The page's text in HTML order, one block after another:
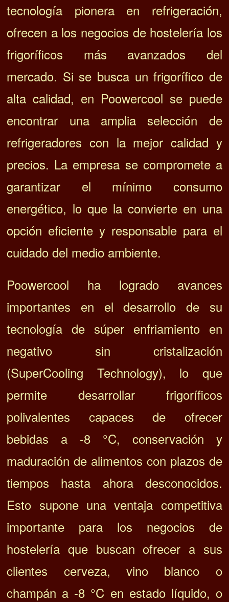
tecnología pionera en refrigeración,
ofrecen a los negocios de hostelería los
frigoríficos más avanzados del
mercado. Si se busca un frigorífico de
alta calidad, en Poowercool se puede
encontrar una amplia selección de
refrigeradores con la mejor calidad y
precios. La empresa se compromete a
garantizar el mínimo consumo
energético, lo que la convierte en una
opción eficiente y responsable para el
cuidado del medio ambiente.
Poowercool ha logrado avances
importantes en el desarrollo de su
tecnología de súper enfriamiento en
negativo sin cristalización
(SuperCooling Technology), lo que
permite desarrollar frigoríficos
polivalentes capaces de ofrecer
bebidas a -8 °C, conservación y
maduración de alimentos con plazos de
tiempos hasta ahora desconocidos.
Esto supone una ventaja competitiva
importante para los negocios de
hostelería que buscan ofrecer a sus
clientes cerveza, vino blanco o
champán a -8 °C en estado líquido, o